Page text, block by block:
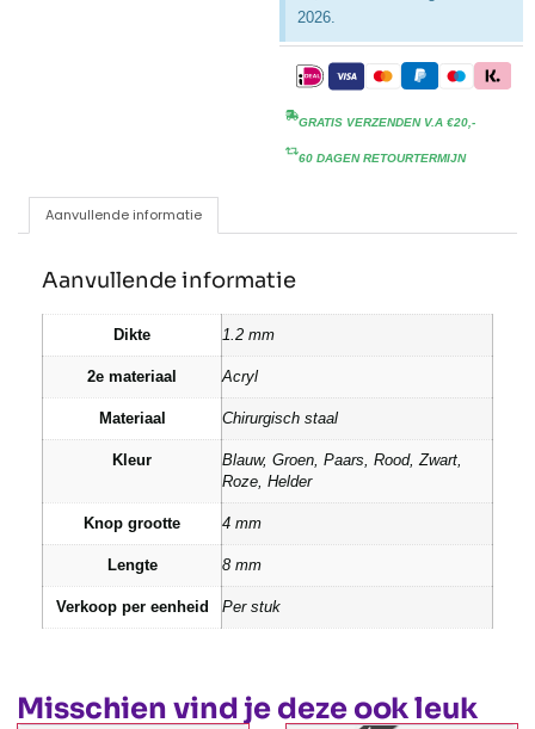
2026.
GRATIS VERZENDEN V.A €20,-
60 DAGEN RETOURTERMIJN
Aanvullende informatie
Aanvullende informatie
Dikte 1.2 mm
2e materiaal Acryl
Materiaal Chirurgisch staal
Kleur
Blauw, Groen, Paars, Rood, Zwart,
Roze, Helder
Knop grootte 4 mm
Lengte 8 mm
Verkoop per eenheid Per stuk
Misschien vind je deze ook leuk